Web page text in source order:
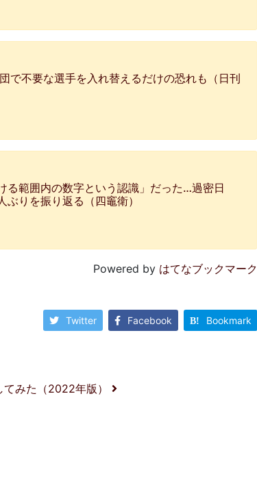
で不要な選手を入れ替えるだけの恐れも（日刊
る範囲内の数字という認識」だった…過密日
りを振り返る（四竈衛）
Powered by はてなブックマーク
Twitter Facebook Bookmark
みた（2022年版）